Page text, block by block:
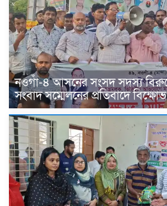
নওগাঁ-৪ আসনের সংসদ সদস্য
সংবাদ সম্মেলনের প্রতিবাদে